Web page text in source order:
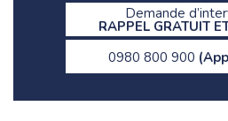
Demande
RAPPEL GRATUIT
0980 800 900